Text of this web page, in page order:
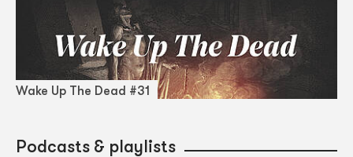
Wake Up The Dead #31
Podcasts & playlists